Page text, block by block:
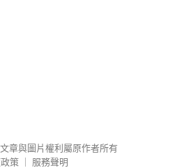
文章與圖片權利屬原作者所有
策
服務聲明